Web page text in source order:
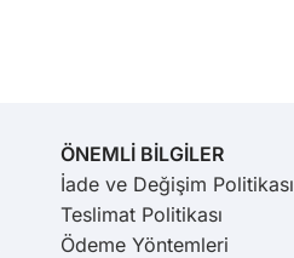
ÖNEMLİ BİLGİLER
İade ve Değişim Politikası
Teslimat Politikası
Ödeme Yöntemleri